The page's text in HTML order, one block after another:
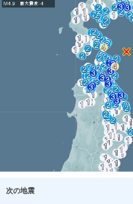
次の地震